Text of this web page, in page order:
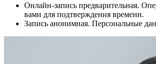
Онлайн-запись предварительная.
вами для подтверждения времени.
Запись анонимная. Персональные